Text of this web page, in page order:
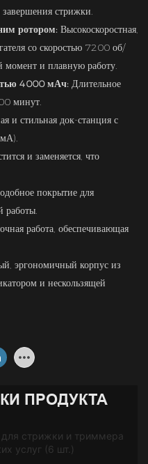
стрижки.
ротором: Высокоскоростная,
со скоростью 7200 об/
и плавную работу.
4000 мАч: Длительное
минут.
и стильная док-станция с
и заменяется, что
покрытие для
работы.
работа, обеспечивающая
эргономичный корпус из
и нескользящей
ПРОДУКТА